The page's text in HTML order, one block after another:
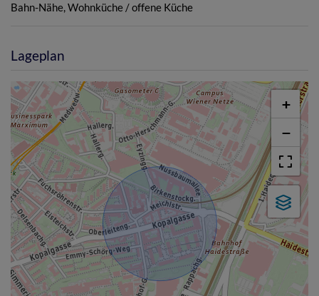
Bahn-Nähe Wohnküche / offene Küche
Lageplan
+
−